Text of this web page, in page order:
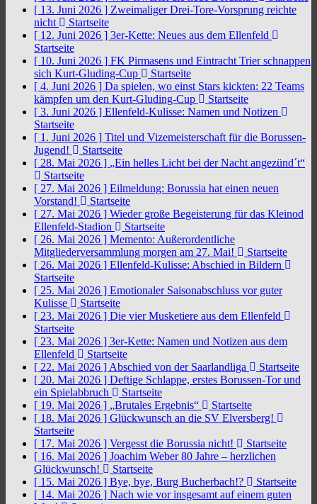
[ 13. Juni 2026 ] Zweimaliger Drei-Tore-Vorsprung reichte
nicht
Startseite
[ 12. Juni 2026 ] 3er-Kette: Neues aus dem Ellenfeld
Startseite
[ 10. Juni 2026 ] FK Pirmasens und Eintracht Trier schnappen
sich Kurt-Gluding-Cup
Startseite
[ 4. Juni 2026 ] Da spielen, wo einst Stars kickten: 22 Teams
kämpfen um den Kurt-Gluding-Cup
Startseite
[ 3. Juni 2026 ] Ellenfeld-Kulisse: Namen und Notizen
Startseite
[ 1. Juni 2026 ] Titel und Vizemeisterschaft für die Borussen-
Jugend!
Startseite
[ 28. Mai 2026 ] „Ein helles Licht bei der Nacht angezünd´t“
Startseite
[ 27. Mai 2026 ] Eilmeldung: Borussia hat einen neuen
Vorstand!
Startseite
[ 27. Mai 2026 ] Wieder große Begeisterung für das Kleinod
Ellenfeld-Stadion
Startseite
[ 26. Mai 2026 ] Memento: Außerordentliche
Mitgliederversammlung morgen am 27. Mai!
Startseite
[ 26. Mai 2026 ] Ellenfeld-Kulisse: Abschied in Bildern
Startseite
[ 25. Mai 2026 ] Emotionaler Saisonabschluss vor guter
Kulisse
Startseite
[ 23. Mai 2026 ] Die vier Musketiere aus dem Ellenfeld
Startseite
[ 23. Mai 2026 ] 3er-Kette: Namen und Notizen aus dem
Ellenfeld
Startseite
[ 22. Mai 2026 ] Abschied von der Saarlandliga
Startseite
[ 20. Mai 2026 ] Deftige Schlappe, erstes Borussen-Tor und
ein Spielabbruch
Startseite
[ 19. Mai 2026 ] „Brutales Ergebnis“
Startseite
[ 18. Mai 2026 ] Glückwunsch an die SV Elversberg!
Startseite
[ 17. Mai 2026 ] Vergesst die Borussia nicht!
Startseite
[ 16. Mai 2026 ] Joachim Weber 80 Jahre – herzlichen
Glückwunsch!
Startseite
[ 15. Mai 2026 ] Bye, bye, Burg Bucherbach!?
Startseite
[ 14. Mai 2026 ] Nach wie vor insgesamt auf einem guten